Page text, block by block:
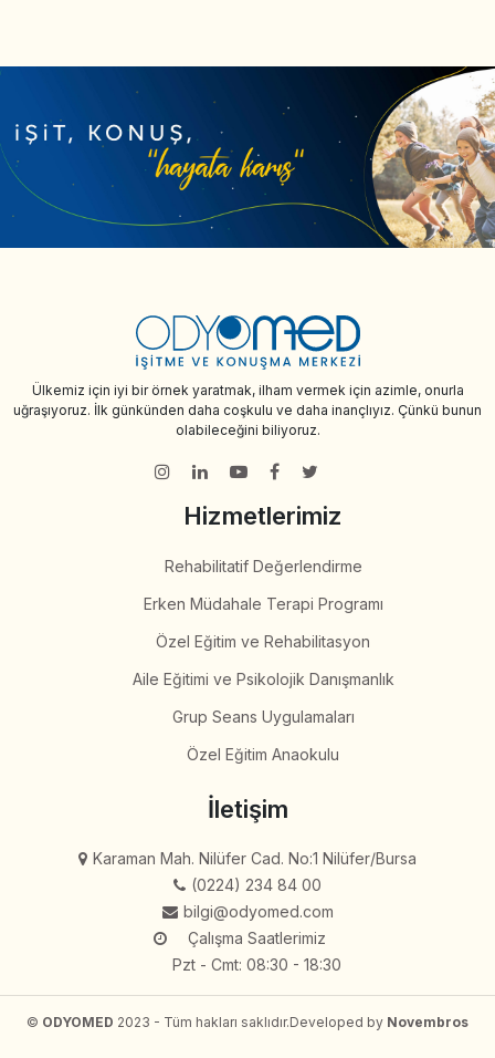
Ülkemiz için iyi bir örnek yaratmak, ilham vermek için azimle, onurla
uğraşıyoruz. İlk günkünden daha coşkulu ve daha inançlıyız. Çünkü bunun
olabileceğini biliyoruz.
Hizmetlerimiz
Rehabilitatif Değerlendirme
Erken Müdahale Terapi Programı
Özel Eğitim ve Rehabilitasyon
Aile Eğitimi ve Psikolojik Danışmanlık
Grup Seans Uygulamaları
Özel Eğitim Anaokulu
İletişim
Karaman Mah. Nilüfer Cad. No:1 Nilüfer/Bursa
(0224) 234 84 00
bilgi@odyomed.com
Çalışma Saatlerimiz
Pzt - Cmt: 08:30 - 18:30
© ODYOMED 2023 - Tüm hakları saklıdır.Developed by Novembros